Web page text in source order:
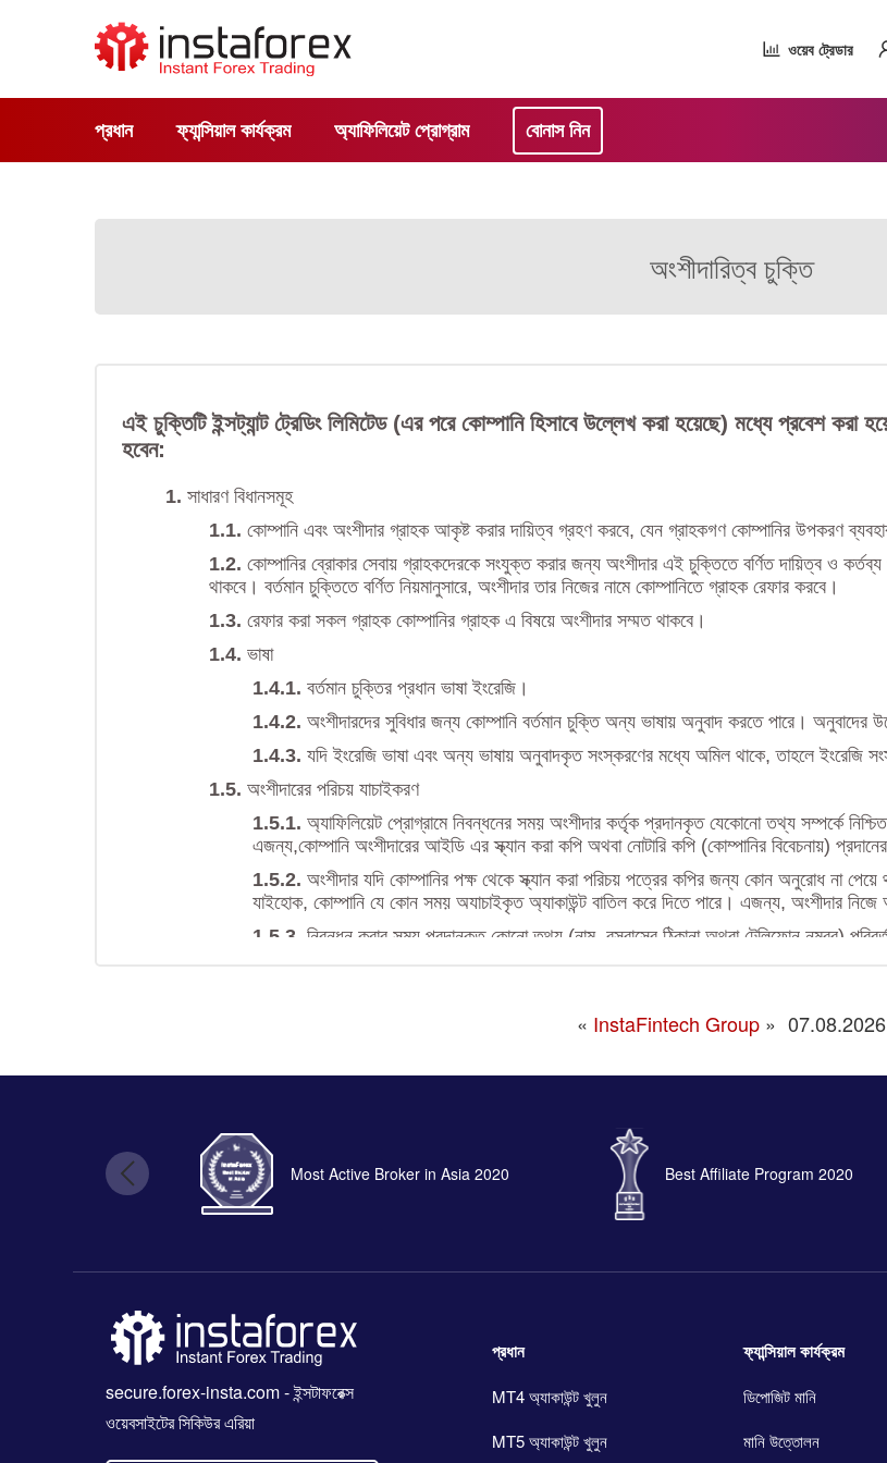
ওয়েব ট্রেডার
প্রধান ফ্যান্সিয়াল কার্যক্রম অ্যাফিলিয়েট প্রোগ্রাম বোনাস নিন
অংশীদারিত্ব চুক্তি
« InstaFintech Group » 07.08.2026
Most Active Broker in Asia 2020 Best Affiliate Program 2020
secure.forex-insta.com- ইন্সটাফরেক্স
ওয়েবসাইটের সিকিউর এরিয়া
প্রধান
MT4 অ্যাকাউন্ট খুলুন
MT5 অ্যাকাউন্ট খুলুন
ফ্যান্সিয়াল কার্যক্রম
ডিপোজিট মানি
মানি উত্তোলন